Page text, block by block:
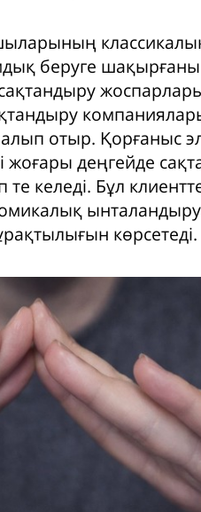
беруге
отыр. Қорғаныс
жоғары деңгейде
келеді. Бұл
көрсетеді.